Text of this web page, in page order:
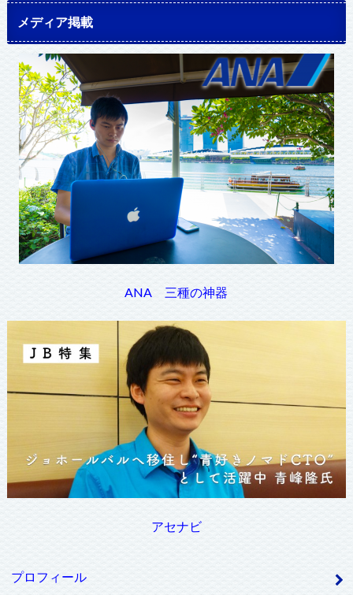
メディア掲載
ANA 三種の神器
アセナビ
プロフィール